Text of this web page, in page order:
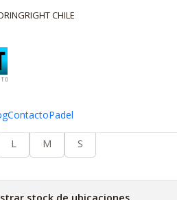
ContactoPadel
CHILE
Térmico Mujer
Térmico Mujer
L M S
stock de ubicaciones